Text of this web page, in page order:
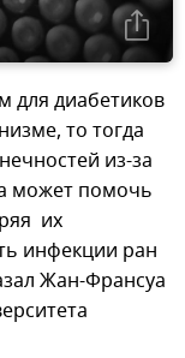
для диабетиков
то тогда
из-за
может помочь
их
инфекции ран
Жан-Франсуа